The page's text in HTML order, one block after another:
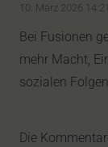
10. März 2026 14:21
Bei Fusionen
mehr Macht,
sozialen
Die